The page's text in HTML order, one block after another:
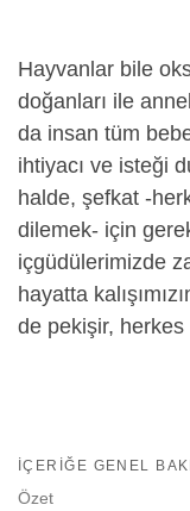
Hayvanlar bile
doğanları ile
da insan tüm
ihtiyacı ve isteği
halde, şefkat -
dilemek- için
içgüdülerimizde
hayatta
de pekişir, herkes
İÇERIĞE GENEL
Özet